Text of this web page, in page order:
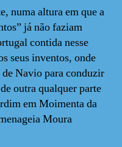
numa altura em que a
já não faziam
contida nesse
seus inventos, onde
Navio para conduzir
outra qualquer parte
em Moimenta da
Moura